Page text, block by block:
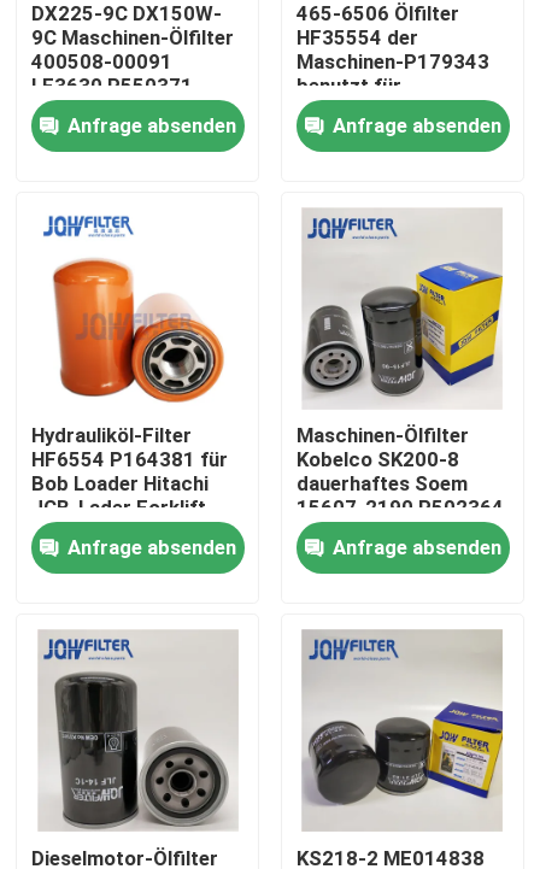
Produkte
Videos
Über uns
Werksbesichtigung
Qualitätskontrolle
Kontakt mit uns
Neuigkeiten
Bitte um ein Angebot
Bagger Air Filter
DX225-9C DX150W-
9C Maschinen-Ölfilter
400508-00091
LF3630 P550371
Anfrage absenden
465-6506 Ölfilter
HF35554 der
Maschinen-P179343
benutzt für
Baumaschinen
Anfrage absenden
Hydrauliköl-Filter
HF6554 P164381 für
Bob Loader Hitachi
JCB-Lader Forklift
Anfrage absenden
Maschinen-Ölfilter
Kobelco SK200-8
dauerhaftes Soem
15607-2190 P502364
Anfrage absenden
Dieselmotor-Ölfilter KS218-2 ME014838